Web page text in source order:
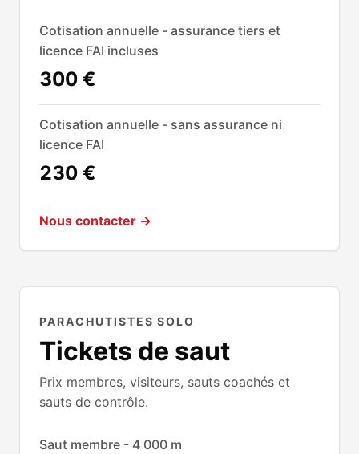
Cotisation annuelle - assurance tiers et
licence FAI incluses
300 €
Cotisation annuelle - sans assurance ni
licence FAI
230 €
Nous contacter →
PARACHUTISTES SOLO
Tickets de saut
Prix membres, visiteurs, sauts coachés et
sauts de contrôle.
Saut membre - 4 000 m